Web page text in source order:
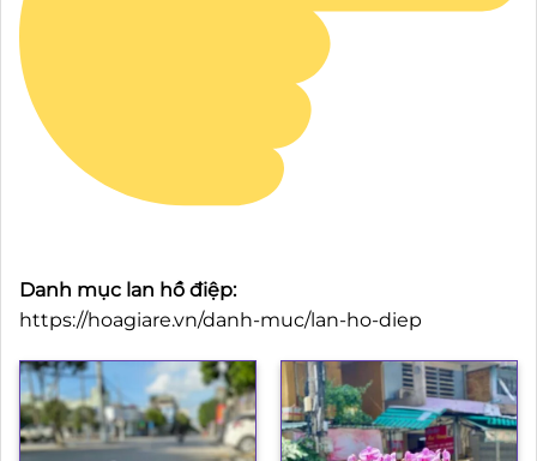
Danh mục lan hồ điệp:
https://hoagiare.vn/danh-muc/lan-ho-diep